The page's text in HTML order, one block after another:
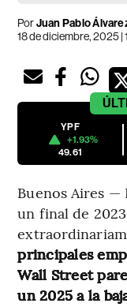
PorJuan Pablo
18 de diciembre, 2025 |
YPF
+1.93%
49.61
Buenos Aires —
un final de
principales
Wall Street
un 2025 a la